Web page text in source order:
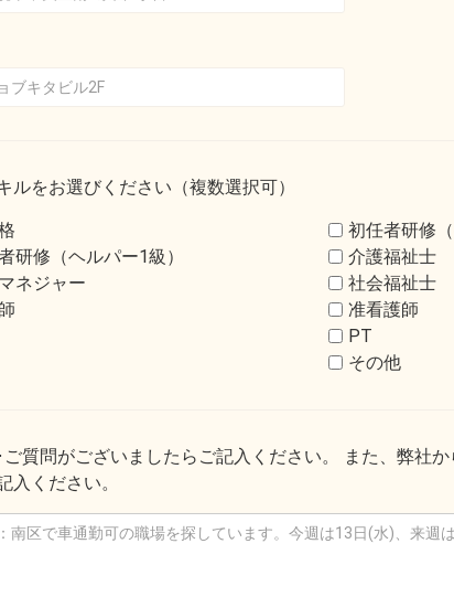
ルをお選びください（複数選択可）
初任者研修
研修（ヘルパー1級）
介護福祉士
ネジャー
社会福祉士
准看護師
PT
その他
ご質問がございましたらご記入ください。 また、弊社
入ください。